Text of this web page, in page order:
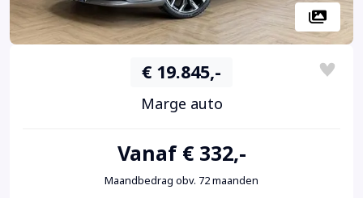
€ 19.845,-
Marge auto
Vanaf € 332,-
Maandbedrag obv. 72 maanden